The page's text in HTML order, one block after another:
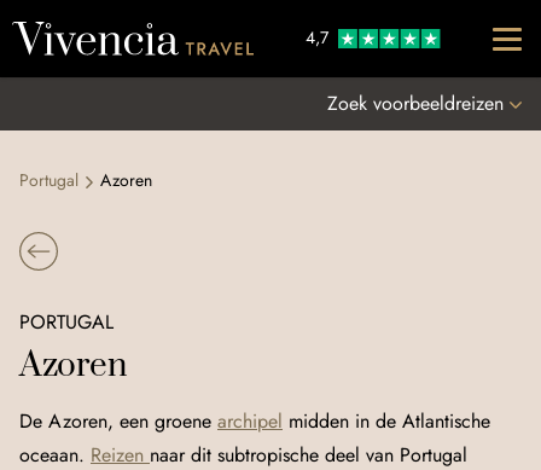
4,7
Zoek voorbeeldreizen
Portugal Azoren
PORTUGAL
Azoren
De Azoren, een groene archipel midden in de Atlantische
oceaan. Reizen naar dit subtropische deel van Portugal